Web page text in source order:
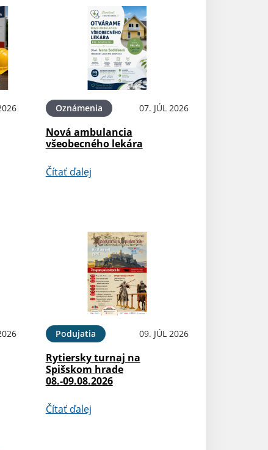
Oznámenia 07. JÚL 2026
Nová ambulancia
všeobecného lekára
Čítať ďalej
Podujatia 09. JÚL 2026
Rytiersky turnaj na
Spišskom hrade
08.-09.08.2026
Čítať ďalej